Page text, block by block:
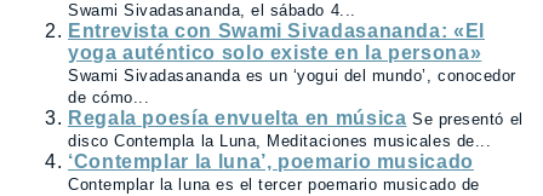
Swami Sivadasananda, el sábado 4...
Entrevista con Swami Sivadasananda: «El
yoga auténtico solo existe en la persona»
Swami Sivadasananda es un ‘yogui del mundo’, conocedor
de cómo...
Regala poesía envuelta en música Se presentó el
disco Contempla la Luna, Meditaciones musicales de...
‘Contemplar la luna’, poemario musicado
Contemplar la luna es el tercer poemario musicado de